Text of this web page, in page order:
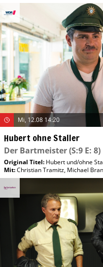
Mi, 12.08 14:20
Hubert ohne Staller
Der Bartmeister(S:9 E: 8)
Original Titel: Hubert und/​ohne
Mit:Christian Tramitz, Michael